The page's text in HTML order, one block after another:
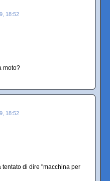
18:52
moto?
18:52
tentato di dire "macchina per